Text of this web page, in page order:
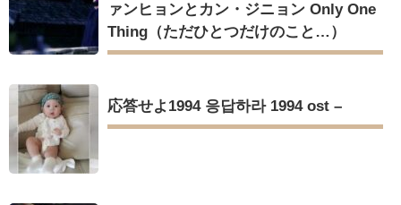
ァンヒョンとカン・ジニョン Only One
Thing（ただひとつだけのこと…）
応答せよ1994 응답하라 1994 ost –